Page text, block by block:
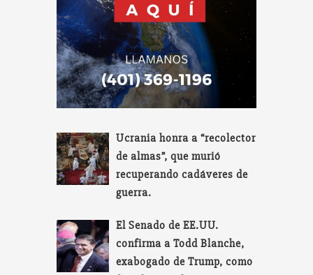
Ucrania honra a “recolector
de almas”, que murió
recuperando cadáveres de
guerra.
El Senado de EE.UU.
confirma a Todd Blanche,
exabogado de Trump, como